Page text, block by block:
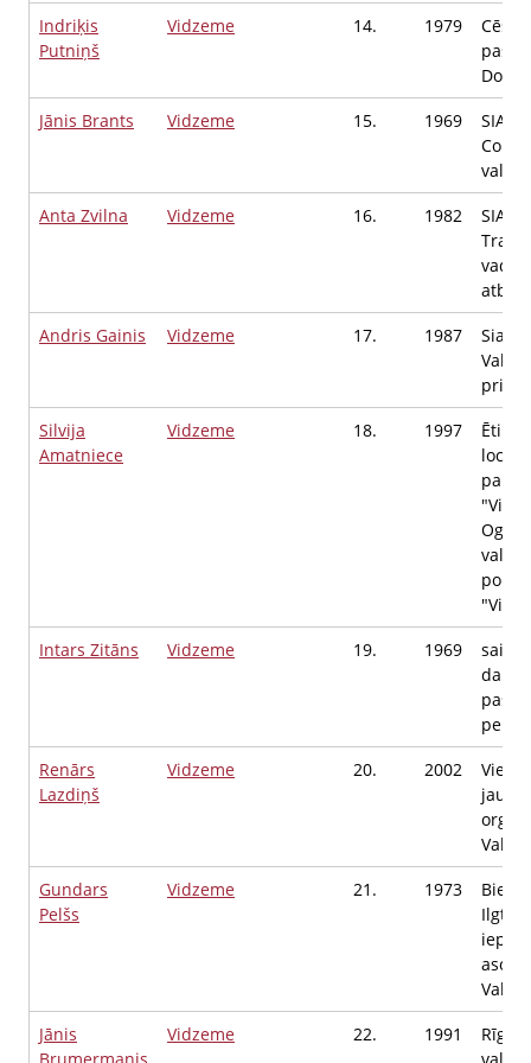
Indriķis
Putniņš
Vidzeme 14. 1979
Cēsu
Jānis Brants
Vidzeme 15. 1969
SIA
Anta Zvilna
Vidzeme 16. 1982
SIA
Andris Gainis
Vidzeme 17. 1987
Sia
Silvija
Amatniece
Vidzeme 18. 1997
Intars Zitāns
Vidzeme 19. 1969
Renārs
Lazdiņš
Vidzeme 20. 2002
Gundars
Pelšs
Vidzeme 21. 1973
Jānis
Vidzeme 22. 1991
Rīgas